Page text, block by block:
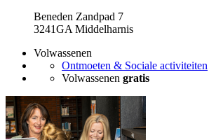
Beneden Zandpad 7
3241GA Middelharnis
Volwassenen
Ontmoeten & Sociale activiteiten
Volwassenen gratis